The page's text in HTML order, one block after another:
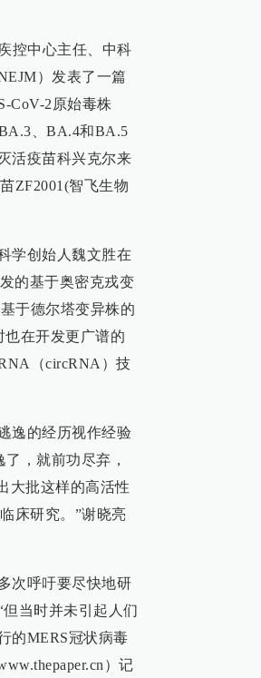
控中心主任、中科
）发表了一篇
CoV-2原始毒株
、BA.4和BA.5
活疫苗科兴克尔来
ZF2001(智飞生物
学创始人魏文胜在
的基于奥密克戎变
于德尔塔变异株的
也在开发更广谱的
（circRNA）技
逸的经历视作经验
，就前功尽弃，
大批这样的高活性
床研究。”谢晓亮
次呼吁要尽快地研
当时并未引起人们
的MERS冠状病毒
）记